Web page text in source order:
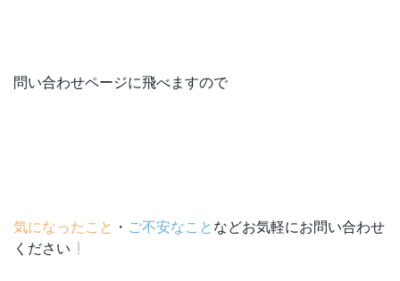
問い合わせページに飛べますので
気になったこと ・ ご不安なこと などお気軽にお問い合わせ
ください